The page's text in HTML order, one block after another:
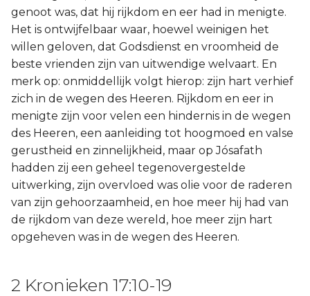
genoot was, dat hij rijkdom en eer had in menigte.
Het is ontwijfelbaar waar, hoewel weinigen het
willen geloven, dat Godsdienst en vroomheid de
beste vrienden zijn van uitwendige welvaart. En
merk op: onmiddellijk volgt hierop: zijn hart verhief
zich in de wegen des Heeren. Rijkdom en eer in
menigte zijn voor velen een hindernis in de wegen
des Heeren, een aanleiding tot hoogmoed en valse
gerustheid en zinnelijkheid, maar op Jósafath
hadden zij een geheel tegenovergestelde
uitwerking, zijn overvloed was olie voor de raderen
van zijn gehoorzaamheid, en hoe meer hij had van
de rijkdom van deze wereld, hoe meer zijn hart
opgeheven was in de wegen des Heeren.
2 Kronieken 17:10-19